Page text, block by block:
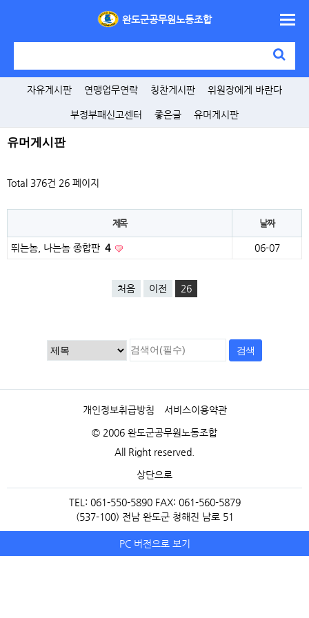
완도군공무원노동조합
자유게시판 연맹업무연락 칭찬게시판 위원장에게 바란다
부정부패신고센터 좋은글 유머게시판
유머게시판
Total 376건 26 페이지
제목 날짜
뛰는놈, 나는놈 종합판 4 06-07
처음 이전 26
개인정보취급방침 서비스이용약관
© 2006 완도군공무원노동조합
All Right reserved.
상단으로
TEL: 061-550-5890 FAX: 061-560-5879
(537-100) 전남 완도군 청해진 남로 51
PC 버전으로 보기